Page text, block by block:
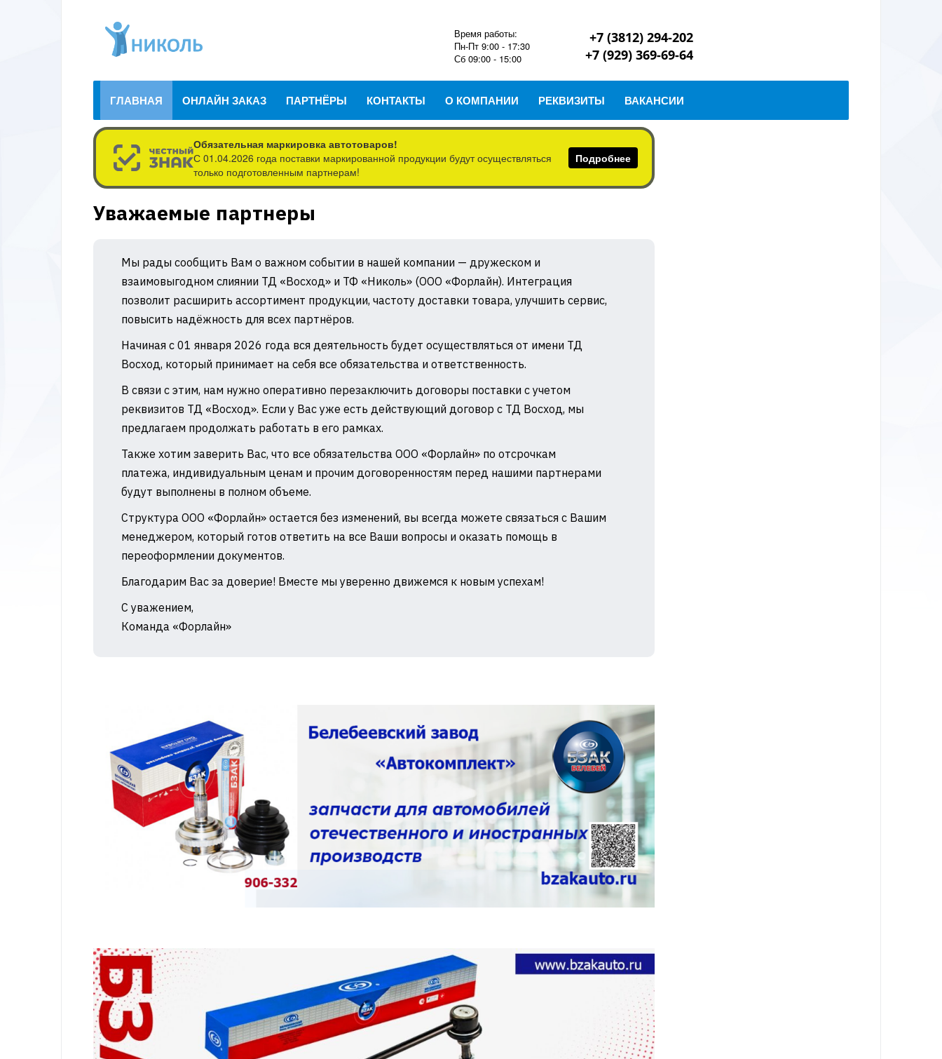
Время работы:
Пн-Пт 9:00 - 17:30
Сб 09:00 - 15:00
+7 (3812) 294-202
+7 (929) 369-69-64
ГЛАВНАЯ ОНЛАЙН ЗАКАЗ ПАРТНЁРЫ КОНТАКТЫ О КОМПАНИИ РЕКВИЗИТЫ ВАКАНСИИ
Обязательная маркировка автотоваров!
С 01.04.2026 года поставки маркированной продукции будут осуществляться
только подготовленным партнерам!
Подробнее
Уважаемые партнеры
Мы рады сообщить Вам о важном событии в нашей компании — дружеском и
взаимовыгодном слиянии ТД «Восход» и ТФ «Николь» (ООО «Форлайн). Интеграция
позволит расширить ассортимент продукции, частоту доставки товара, улучшить сервис,
повысить надёжность для всех партнёров.
Начиная с 01 января 2026 года вся деятельность будет осуществляться от имени ТД
Восход, который принимает на себя все обязательства и ответственность.
В связи с этим, нам нужно оперативно перезаключить договоры поставки с учетом
реквизитов ТД «Восход». Если у Вас уже есть действующий договор с ТД Восход, мы
предлагаем продолжать работать в его рамках.
Также хотим заверить Вас, что все обязательства ООО «Форлайн» по отсрочкам
платежа, индивидуальным ценам и прочим договоренностям перед нашими партнерами
будут выполнены в полном объеме.
Структура ООО «Форлайн» остается без изменений, вы всегда можете связаться с Вашим
менеджером, который готов ответить на все Ваши вопросы и оказать помощь в
переоформлении документов.
Благодарим Вас за доверие! Вместе мы уверенно движемся к новым успехам!
С уважением,
Команда «Форлайн»